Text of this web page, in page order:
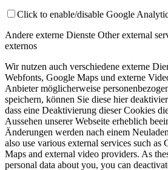
Click to enable/disable Google
Andere externe Dienste Other external
externos
Wir nutzen auch verschiedene externe
Webfonts, Google Maps und externe
Anbieter möglicherweise
speichern, können Sie diese hier
dass eine Deaktivierung dieser Cookies
Aussehen unserer Webseite erheblich
Änderungen werden nach einem
also use various external services such
Maps and external video providers. As
personal data about you, you can